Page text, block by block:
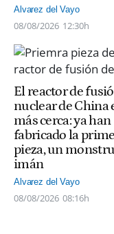
Alvarez del Vayo
08/08/2026 12:30h
El reactor de
nuclear de China
más cerca: ya han
fabricado la
pieza, un
imán
Alvarez del Vayo
08/08/2026 08:16h